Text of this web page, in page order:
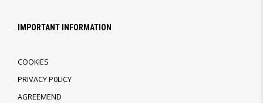
IMPORTANT INFORMATION
COOKIES
PRIVACY P0LICY
AGREEMEND